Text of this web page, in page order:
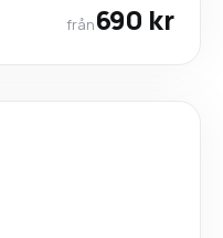
från690 kr